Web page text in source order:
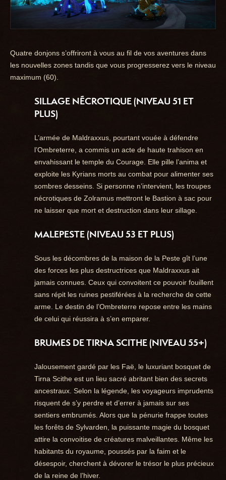
Quatre donjons s’offriront à vous au fil de vos aventures dans
les nouvelles zones tandis que vous progresserez vers le niveau
maximum (60).
SILLAGE NÉCROTIQUE(NIVEAU 51 ET
PLUS)
L’armée de Maldraxxus, pourtant vouée à défendre
l’Ombreterre, a commis un acte de haute trahison en
envahissant le temple du Courage. Elle pille l’anima et
exploite les Kyrians morts au combat pour alimenter ses
sombres desseins. Si personne n’intervient, les troupes
nécrotiques de Zolramus mettront le Bastion à sac pour
ne laisser que mort et destruction dans leur sillage.
MALEPESTE(NIVEAU 53 ET PLUS)
Sous les décombres de la maison de la Peste gît l’une
des forces les plus destructrices que Maldraxxus ait
jamais connues. Ceux qui convoitent ce pouvoir fouillent
sans répit les ruines pestiférées à la recherche de cette
arme. Le destin de l’Ombreterre repose entre les mains
de celui qui réussira à s’en emparer.
BRUMES DE TIRNA SCITHE(NIVEAU 55+)
Jalousement gardé par les Faë, le luxuriant bosquet de
Tirna Scithe est un lieu sacré abritant bien des secrets
ancestraux. Selon la légende, les voyageurs imprudents
risquent de s’y perdre et d’errer à jamais sur ses
sentiers embrumés. Alors que la pénurie frappe toutes
les forêts de Sylvarden, la puissante magie du bosquet
attire la convoitise de créatures malveillantes. Même les
habitants du royaume, poussés par la faim et le
désespoir, cherchent à dévorer le trésor le plus précieux
de la reine de l’hiver.